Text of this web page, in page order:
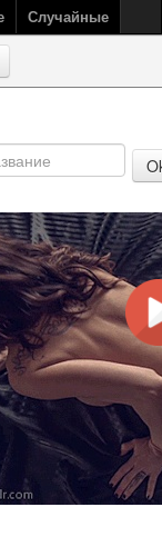
Случайные